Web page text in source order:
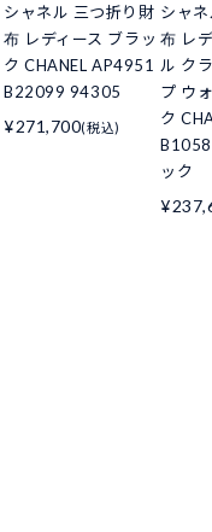
シャネル 三つ折り財
布 レディース ブラッ
ク CHANEL AP4951
B22099 94305
¥271,700(税込)
シャ
布 レ
ル ク
プ ウ
ク
ック